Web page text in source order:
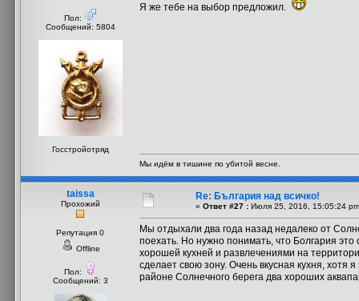
Пол:
Сообщений: 5804
Госстройотряд
Я же тебе на выбор предложил.
Мы идём в тишине по убитой весне.
taissa
Прохожий
Репутация 0
Offline
Пол:
Сообщений: 3
Re: България над всичко!
« Ответ #27 : Июля 25, 2016, 15:05:24
Мы отдыхали два года назад недалеко от
поехать. Но нужно понимать, что Болгария
хорошей кухней и развлечениями на
сделает свою зону. Очень вкусная кухня,
районе Солнечного берега два хороших